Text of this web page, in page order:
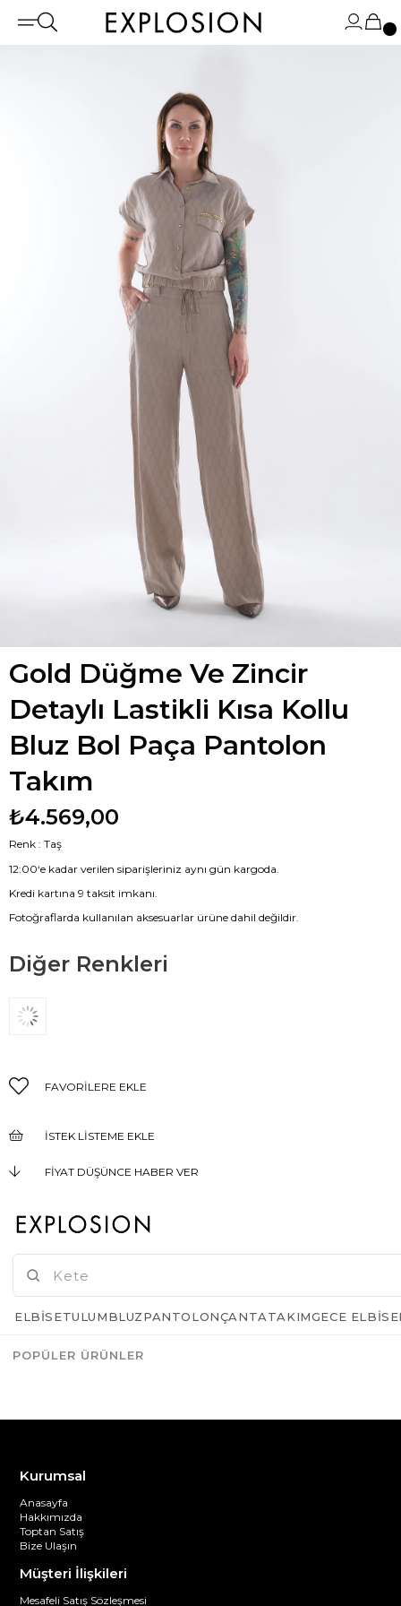
Gold Düğme Ve Zincir
Detaylı Lastikli Kısa Kollu
Bluz Bol Paça Pantolon
Takım
₺4.569,00
Renk : Taş
12:00‘e kadar verilen siparişleriniz aynı gün kargoda.
Kredi kartına 9 taksit imkanı.
Fotoğraflarda kullanılan aksesuarlar ürüne dahil değildir.
Diğer Renkleri
FAVORILERE EKLE
İSTEK LISTEME EKLE
FIYAT DÜŞÜNCE HABER VER
Kurumsal
Anasayfa
Hakkımızda
Toptan Satış
Bize Ulaşın
Müşteri İlişkileri
Mesafeli Satış Sözleşmesi
ELBISETULUMBLUZPANTOLONÇANTATAKIMGECE
POPÜLER ÜRÜNLER